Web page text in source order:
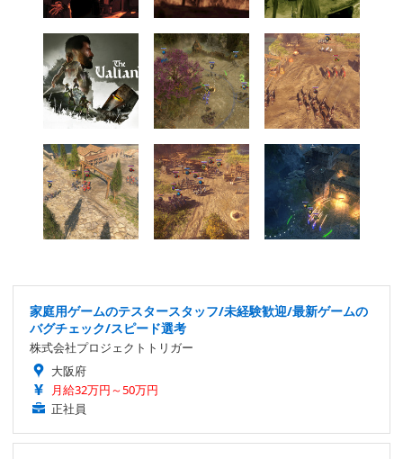
家庭用ゲームのテスタースタッフ/未経験歓迎/最新ゲームの
バグチェック/スピード選考
株式会社プロジェクトトリガー
大阪府
月給32万円～50万円
正社員